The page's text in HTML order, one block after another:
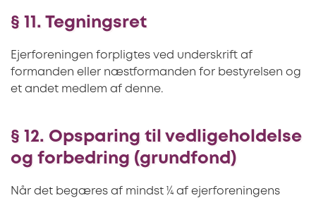
§ 11. Tegningsret
Ejerforeningen forpligtes ved underskrift af
formanden eller næstformanden for bestyrelsen og
et andet medlem af denne.
§ 12. Opsparing til vedligeholdelse
og forbedring (grundfond)
Når det begæres af mindst ¼ af ejerforeningens